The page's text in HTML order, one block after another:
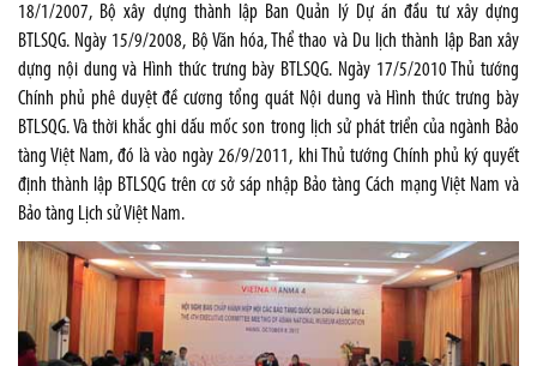
18/1/2007, Bộ xây dựng thành lập Ban Quản lý Dự án đầu tư xây dựng
BTLSQG. Ngày 15/9/2008, Bộ Văn hóa, Thể thao và Du lịch thành lập Ban xây
dựng nội dung và Hình thức trưng bày BTLSQG. Ngày 17/5/2010 Thủ tướng
Chính phủ phê duyệt đề cương tổng quát Nội dung và Hình thức trưng bày
BTLSQG. Và thời khắc ghi dấu mốc son trong lịch sử phát triển của ngành Bảo
tàng Việt Nam, đó là vào ngày 26/9/2011, khi Thủ tướng Chính phủ ký quyết
định thành lập BTLSQG trên cơ sở sáp nhập Bảo tàng Cách mạng Việt Nam và
Bảo tàng Lịch sử Việt Nam.